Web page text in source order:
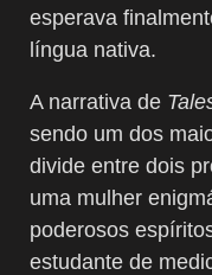
esperava
língua nativa.
A narrativa de
sendo um dos
divide entre dois
uma mulher
poderosos
estudante de